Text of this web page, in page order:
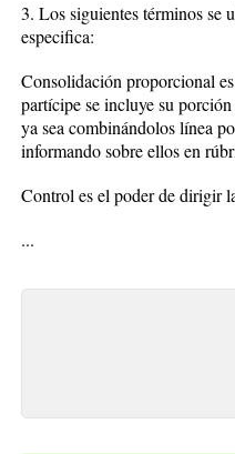
3. Los siguientes términos se
especifica:
Consolidación proporcional
partícipe se incluye su
ya sea combinándolos línea
informando sobre ellos en
Control es el poder de dirigir
...